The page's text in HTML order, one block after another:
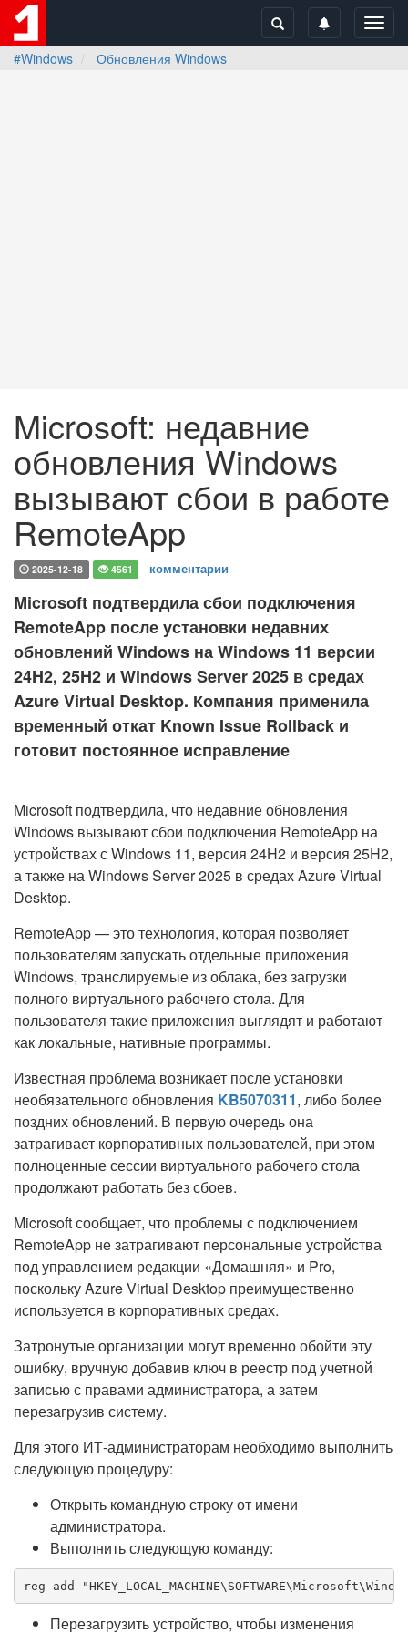
#Windows
Обновления Windows
Microsoft: недавние
обновления Windows
вызывают сбои в работе
RemoteApp
2025-12-18 4561 комментарии
Microsoft подтвердила сбои подключения
RemoteApp после установки недавних
обновлений Windows на Windows 11 версии
24H2, 25H2 и Windows Server 2025 в средах
Azure Virtual Desktop. Компания применила
временный откат Known Issue Rollback и
готовит постоянное исправление
Microsoft подтвердила, что недавние обновления
Windows вызывают сбои подключения RemoteApp на
устройствах с Windows 11, версия 24H2 и версия 25H2,
а также на Windows Server 2025 в средах Azure Virtual
Desktop.
RemoteApp — это технология, которая позволяет
пользователям запускать отдельные приложения
Windows, транслируемые из облака, без загрузки
полного виртуального рабочего стола. Для
пользователя такие приложения выглядят и работают
как локальные, нативные программы.
Известная проблема возникает после установки
необязательного обновления KB5070311, либо более
поздних обновлений. В первую очередь она
затрагивает корпоративных пользователей, при этом
полноценные сессии виртуального рабочего стола
продолжают работать без сбоев.
Microsoft сообщает, что проблемы с подключением
RemoteApp не затрагивают персональные устройства
под управлением редакции «Домашняя» и Pro,
поскольку Azure Virtual Desktop преимущественно
используется в корпоративных средах.
Затронутые организации могут временно обойти эту
ошибку, вручную добавив ключ в реестр под учетной
записью с правами администратора, а затем
перезагрузив систему.
Для этого ИТ-администраторам необходимо выполнить
следующую процедуру:
Открыть командную строку от имени
администратора.
Выполнить следующую команду:
reg add
Перезагрузить устройство, чтобы изменения